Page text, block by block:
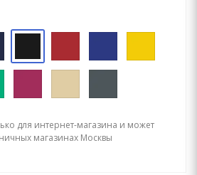
для интернет-магазина и может
магазинах Москвы